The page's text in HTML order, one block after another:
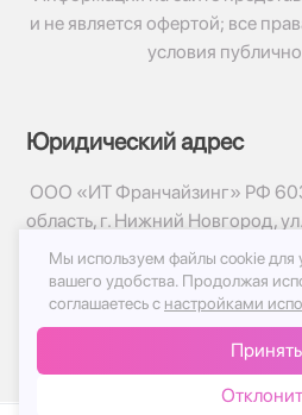
и не является офертой; все
условия
Юридический адрес
ООО «ИТ Франчайзинг» РФ
область, г. Нижний Новгород,
© 2017-2026г, База Цветов
Политика конфиденциальности
Публичная оферта
Мы используем файлы cookie для
вашего удобства. Продолжая
соглашаетесь с настройками
Принять